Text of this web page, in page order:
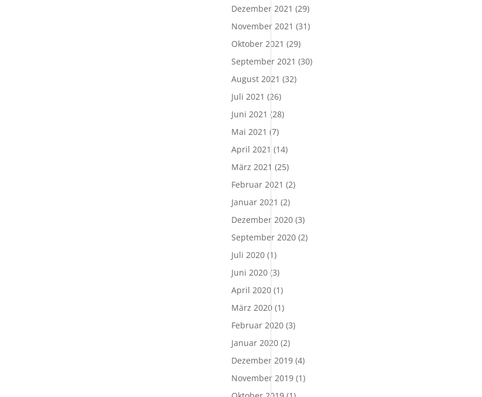
Dezember 2021 (29)
November 2021 (31)
Oktober 2021 (29)
September 2021 (30)
August 2021 (32)
Juli 2021 (26)
Juni 2021 (28)
Mai 2021 (7)
April 2021 (14)
März 2021 (25)
Februar 2021 (2)
Januar 2021 (2)
Dezember 2020 (3)
September 2020 (2)
Juli 2020 (1)
Juni 2020 (3)
April 2020 (1)
März 2020 (1)
Februar 2020 (3)
Januar 2020 (2)
Dezember 2019 (4)
November 2019 (1)